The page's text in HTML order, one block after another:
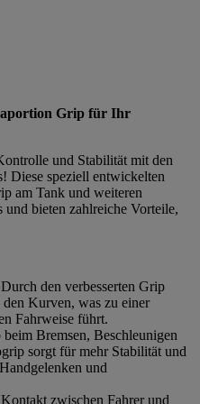
Grip für Ihr
und Stabilität mit den
Diese speziell entwickelten
am Tank und weiteren
bieten zahlreiche Vorteile,
den verbesserten Grip
Kurven, was zu einer
Fahrweise führt.
Bremsen, Beschleunigen
sorgt für mehr Stabilität und
und
zwischen Fahrer und